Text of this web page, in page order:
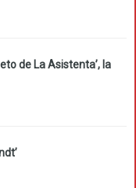
de La Asistenta’, la